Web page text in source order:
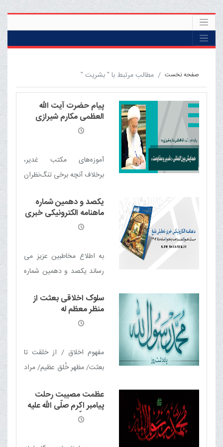
صفحه نخست مطالب مرتبط با " بشریت "
پیام حضرت آیت الله
العظمی مکارم شیرازی
دامت برکاته به همایش
آموزه‌های مکتب غدیر،
برخلاف آنچه برخی تنگ‌نظران
مهم‌ترین محورهای اجتماع،
همگرایی و وحدت امت
یکصد و دهمین شماره
ماهنامه الکترونیکی خبری
- تحلیلی بلیغ
به اطلاع مخاطبین عزیز می
رساند یکصد و دهمین شماره
منتشر شد
سلوک اخلاقی بعثت از
منظر معظم له
مفهوم اخلاق / از خلقت تا
بعثت/ مظهر خُلق عظيم/ مراد
بعثت نبوی ؛ تجلی عینیت
اخلاق و سیاست/ بعثت نبوی؛
اثبات اخلاق اجتماعی/ جامعه
عظمت مصیبت رحلت
پیامبر اکرم صلّی الله علیه
وآله وسلّم از منظر حضرت